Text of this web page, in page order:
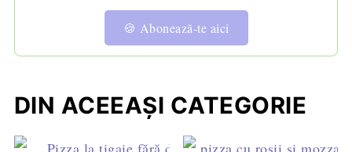
🍪 Abonează-te aici
DIN ACEEAȘI CATEGORIE